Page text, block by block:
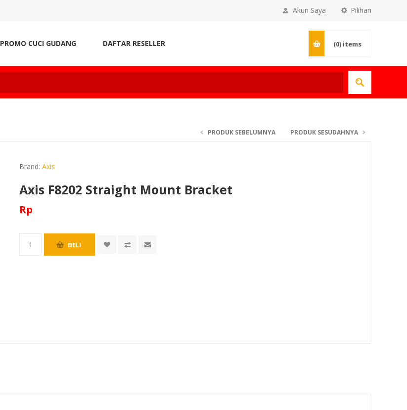
Pilihan
Akun Saya
PROMO CUCI GUDANG DAFTAR RESELLER (0) items
PRODUK SEBELUMNYA PRODUK SESUDAHNYA
Brand: Axis
Axis F8202 Straight Mount Bracket
Rp